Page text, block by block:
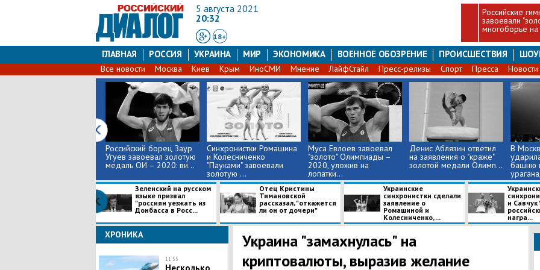
5 августа 2021
20:32
18+
Российские
завоевали
многоборье
ГЛАВНАЯ РОССИЯ УКРАИНА МИР ЭКОНОМИКА ВОЕННОЕ ОБОЗРЕНИЕ ПРОИСШЕСТВИЯ
Все новости Москва Киев Крым ИноСМИ Мнение ЛайфСтайл Пресс-релизы Спорт Пресса
Российский борец Заур
Угуев завоевал золотую
медаль ОИ – 2020: ви...
Синхронистки Ромашина
и Колесниченко
"Пауками" завоевали
золотую ...
Муса Евлоев завоевал
"золото" Олимпиады –
2020, уложив на
лопатки...
Денис Аблязин ответил
на заявления о "краже"
золотой медали Олимп...
В
башню
Зеленский на русском
языке призвал
"россиян уезжать из
Донбасса в Росс...
Отец Кристины
Тимановской
рассказал, "откажется
ли он от дочери"
Украинские
синхронистки сделали
заявление о
Ромашиной и
Колесниченко, ...
и Савчук
награ...
ХРОНИКА
11:55
Украина "замахнулась" на
криптовалюты, выразив желание